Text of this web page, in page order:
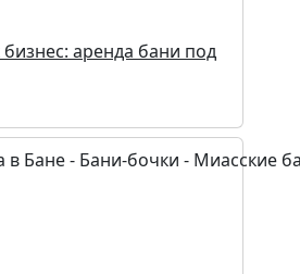
бизнес: аренда бани под